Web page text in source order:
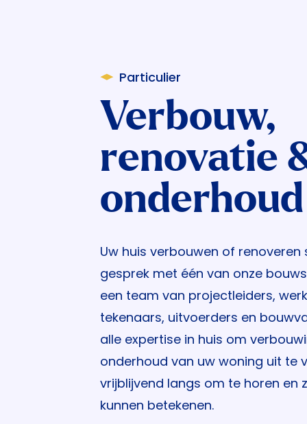
Particulier
Verbouw,
renovatie
onderhoud
Uw huis verbouwen of
gesprek met één van onze
een team van projectleiders,
tekenaars, uitvoerders en
alle expertise in huis om
onderhoud van uw woning uit te
vrijblijvend langs om te horen en
kunnen betekenen.